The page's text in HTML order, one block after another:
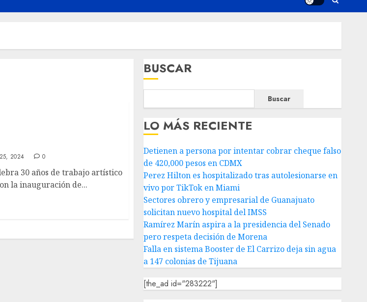
2024 0
30 años de trabajo artístico
la inauguración de...
BUSCAR
Buscar
LO MÁS RECIENTE
Detienen a persona por intentar cobrar cheque falso
de 420,000 pesos en CDMX
Perez Hilton es hospitalizado tras autolesionarse en
vivo por TikTok en Miami
Sectores obrero y empresarial de Guanajuato
solicitan nuevo hospital del IMSS
Ramírez Marín aspira a la presidencia del Senado
pero respeta decisión de Morena
Falla en sistema Booster de El Carrizo deja sin agua
a 147 colonias de Tijuana
[the_ad id="283222"]